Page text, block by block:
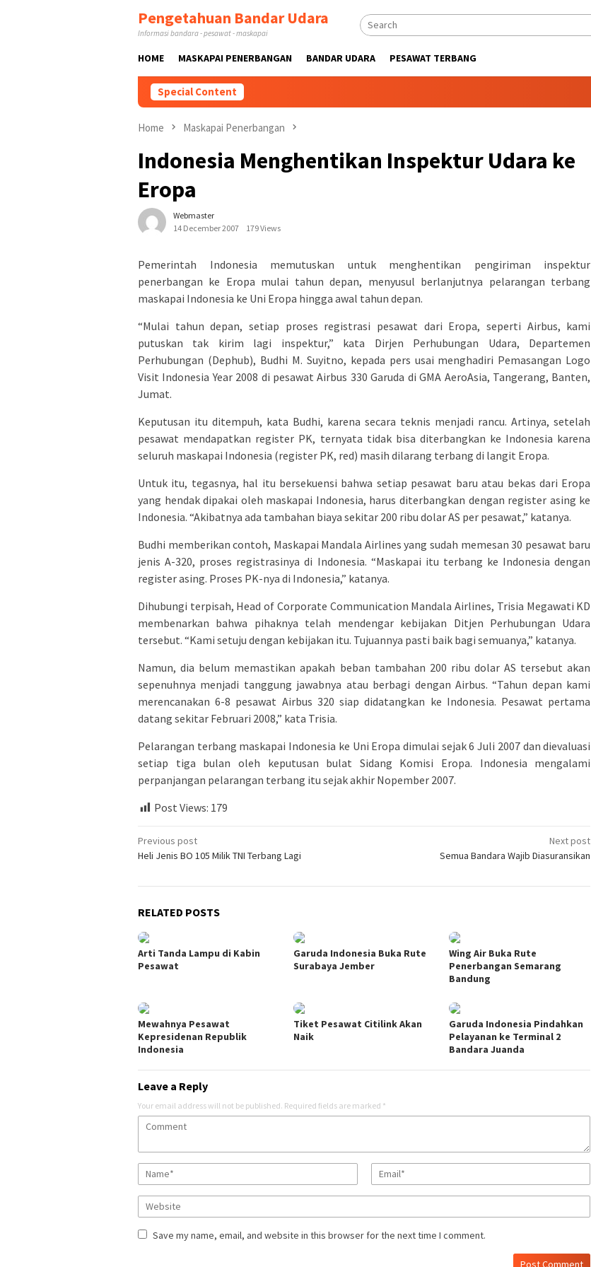
Pengetahuan Bandar Udara
Informasi bandara - pesawat - maskapai
HOME MASKAPAI PENERBANGAN BANDAR UDARA PESAWAT TERBANG
Special Content
Home Maskapai Penerbangan
Indonesia Menghentikan Inspektur Udara ke
Eropa
Webmaster
14 December 2007
179 Views
Pemerintah Indonesia memutuskan untuk menghentikan pengiriman inspektur
penerbangan ke Eropa mulai tahun depan, menyusul berlanjutnya pelarangan terbang
maskapai Indonesia ke Uni Eropa hingga awal tahun depan.
“Mulai tahun depan, setiap proses registrasi pesawat dari Eropa, seperti Airbus, kami
putuskan tak kirim lagi inspektur,” kata Dirjen Perhubungan Udara, Departemen
Perhubungan (Dephub), Budhi M. Suyitno, kepada pers usai menghadiri Pemasangan Logo
Visit Indonesia Year 2008 di pesawat Airbus 330 Garuda di GMA AeroAsia, Tangerang, Banten,
Jumat.
Keputusan itu ditempuh, kata Budhi, karena secara teknis menjadi rancu. Artinya, setelah
pesawat mendapatkan register PK, ternyata tidak bisa diterbangkan ke Indonesia karena
seluruh maskapai Indonesia (register PK, red) masih dilarang terbang di langit Eropa.
Untuk itu, tegasnya, hal itu bersekuensi bahwa setiap pesawat baru atau bekas dari Eropa
yang hendak dipakai oleh maskapai Indonesia, harus diterbangkan dengan register asing ke
Indonesia. “Akibatnya ada tambahan biaya sekitar 200 ribu dolar AS per pesawat,” katanya.
Budhi memberikan contoh, Maskapai Mandala Airlines yang sudah memesan 30 pesawat baru
jenis A-320, proses registrasinya di Indonesia. “Maskapai itu terbang ke Indonesia dengan
register asing. Proses PK-nya di Indonesia,” katanya.
Dihubungi terpisah, Head of Corporate Communication Mandala Airlines, Trisia Megawati KD
membenarkan bahwa pihaknya telah mendengar kebijakan Ditjen Perhubungan Udara
tersebut. “Kami setuju dengan kebijakan itu. Tujuannya pasti baik bagi semuanya,” katanya.
Namun, dia belum memastikan apakah beban tambahan 200 ribu dolar AS tersebut akan
sepenuhnya menjadi tanggung jawabnya atau berbagi dengan Airbus. “Tahun depan kami
merencanakan 6-8 pesawat Airbus 320 siap didatangkan ke Indonesia. Pesawat pertama
datang sekitar Februari 2008,” kata Trisia.
Pelarangan terbang maskapai Indonesia ke Uni Eropa dimulai sejak 6 Juli 2007 dan dievaluasi
setiap tiga bulan oleh keputusan bulat Sidang Komisi Eropa. Indonesia mengalami
perpanjangan pelarangan terbang itu sejak akhir Nopember 2007.
Post Views: 179
Post
navigation
Previous post
Heli Jenis BO 105 Milik TNI Terbang Lagi
Next post
Semua Bandara Wajib Diasuransikan
RELATED POSTS
Arti Tanda Lampu di Kabin
Pesawat
Garuda Indonesia Buka Rute
Surabaya Jember
Wing Air Buka Rute
Penerbangan Semarang
Bandung
Mewahnya Pesawat
Kepresidenan Republik
Indonesia
Tiket Pesawat Citilink Akan
Naik
Garuda Indonesia Pindahkan
Pelayanan ke Terminal 2
Bandara Juanda
Leave a Reply
Your email address will not be published. Required fields are marked *
Save my name, email, and website in this browser for the next time I comment.